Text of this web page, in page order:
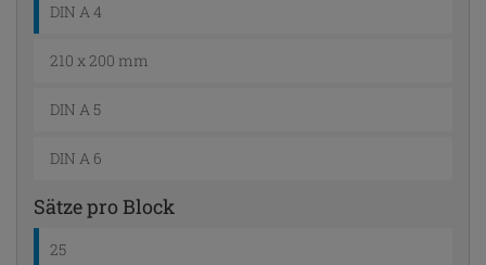
DIN A 4
210 x 200 mm
DIN A 5
DIN A 6
Sätze pro Block
25